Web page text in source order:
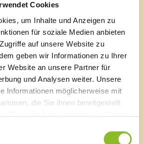
Cookies
um Inhalte und Anzeigen zu
für soziale Medien anbieten
auf unsere Website zu
geben wir Informationen zu Ihrer
Website an unsere Partner für
und Analysen weiter. Unsere
Informationen möglicherweise mit
die Sie ihnen bereitgestellt
Rahmen Ihrer Nutzung der Dienste